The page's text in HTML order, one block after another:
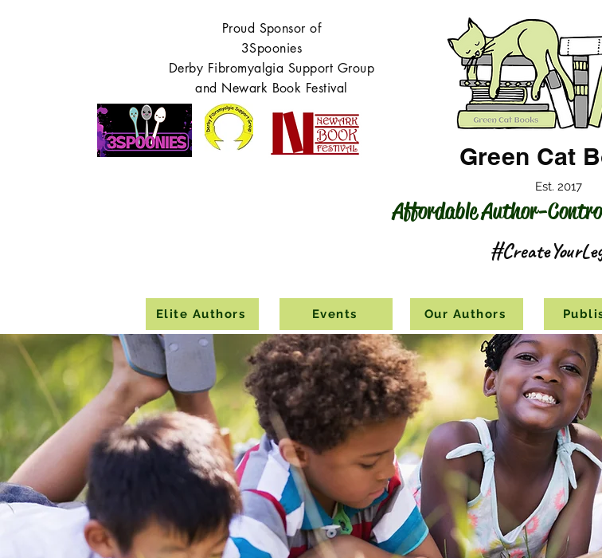
Green Cat
Est. 2017
Proud Sponsor of
3Spoonies
Derby Fibromyalgia Support Group
and Newark Book Festival
Affordable Author-
Elite Authors Events Our Authors